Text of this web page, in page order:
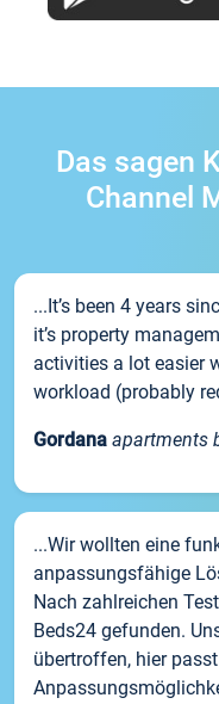
Das sagen
Channel
...It’s been 4 years
it’s property
activities a lot easier
workload (probably
Gordana apartments
...Wir wollten eine
anpassungsfähige
Nach zahlreichen
Beds24 gefunden.
übertroffen, hier